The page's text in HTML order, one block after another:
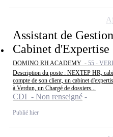
Assistant de
Cabinet
DOMINO RH ACADEMY - 55 -
Description du poste : NEXTEP HR,
compte de son client, un cabinet
à Verdun, un Chargé de dossiers...
CDI - Non renseigné
Publié hier